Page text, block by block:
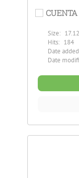
Size:
Hits: 184
Date
Date